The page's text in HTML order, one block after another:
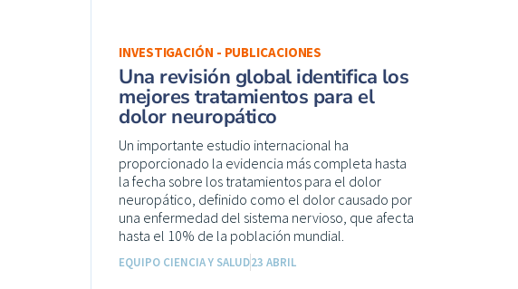
INVESTIGACIÓN - PUBLICACIONES
Una revisión global identifica los
mejores tratamientos para el
dolor neuropático
Un importante estudio internacional ha
proporcionado la evidencia más completa hasta
la fecha sobre los tratamientos para el dolor
neuropático, definido como el dolor causado por
una enfermedad del sistema nervioso, que afecta
hasta el 10% de la población mundial.
EQUIPO CIENCIA Y SALUD23 ABRIL